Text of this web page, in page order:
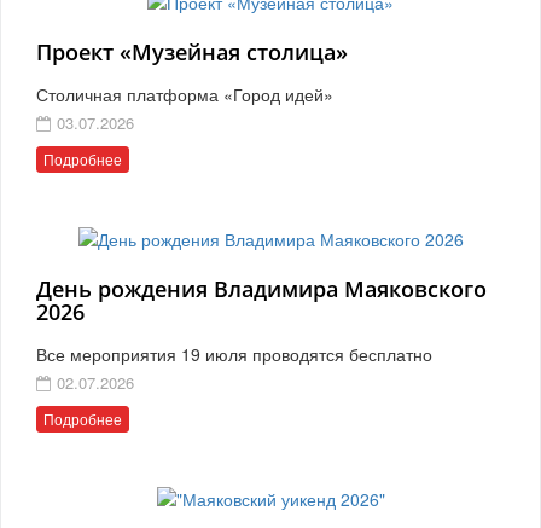
Проект «Музейная столица»
Столичная платформа «Город идей»
03.07.2026
Подробнее
День рождения Владимира Маяковского
2026
Все мероприятия 19 июля проводятся бесплатно
02.07.2026
Подробнее